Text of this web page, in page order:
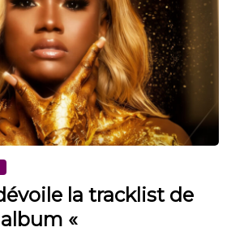
la tracklist de
«